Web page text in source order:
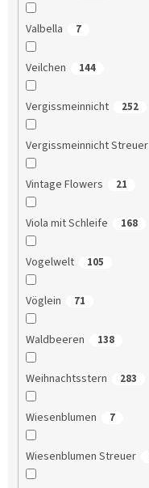
Valbella 7
Veilchen 144
Vergissmeinnicht 252
Vergissmeinnicht Streuer
Vintage Flowers 21
Viola mit Schleife 168
Vogelwelt 105
Vöglein 71
Waldbeeren 138
Weihnachtsstern 283
Wiesenblumen 7
Wiesenblumen Streuer